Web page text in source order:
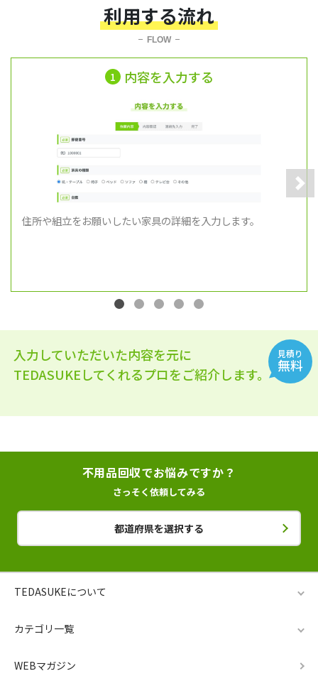
利用する流れ
FLOW
1 内容を入力する
住所や組立をお願いしたい家具の詳細を入力します。
入力していただいた内容を元に
TEDASUKEしてくれるプロをご紹介します。
見積り
無料
不用品回収でお悩みですか？
さっそく依頼してみる
都道府県を選択する
TEDASUKEについて
カテゴリ一覧
WEBマガジン